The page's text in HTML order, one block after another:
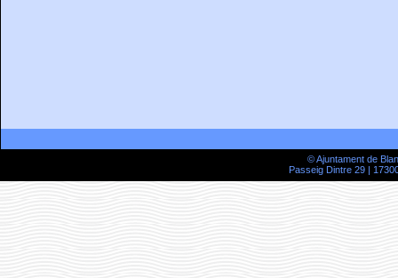
© Ajuntament de
Passeig Dintre 29 |